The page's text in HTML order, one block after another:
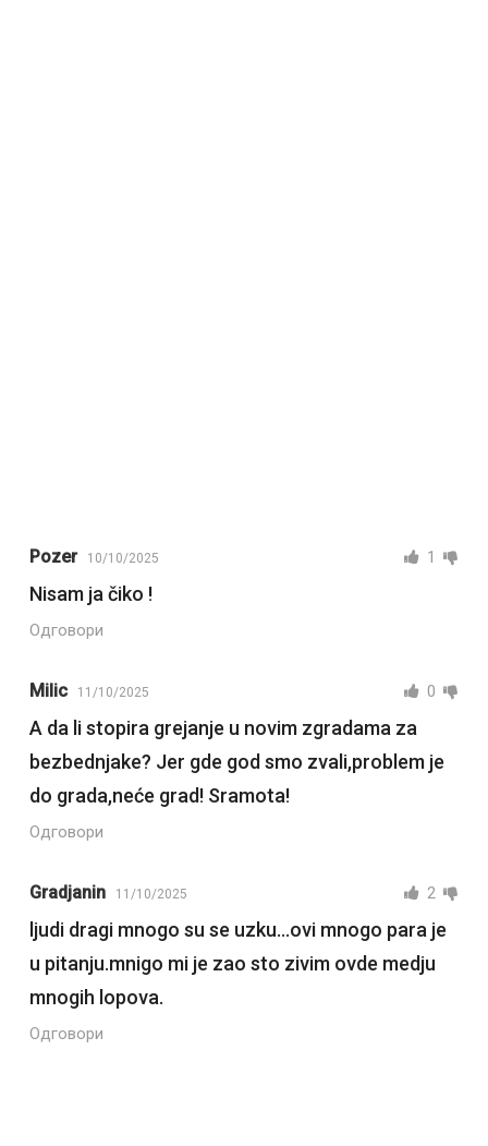
Pozer 10/10/2025 1
Nisam ja čiko !
Одговори
Milic 11/10/2025 0
A da li stopira grejanje u novim zgradama za
bezbednjake? Jer gde god smo zvali,problem je
do grada,neće grad! Sramota!
Одговори
Gradjanin 11/10/2025 2
ljudi dragi mnogo su se uzku…ovi mnogo para je
u pitanju.mnigo mi je zao sto zivim ovde medju
mnogih lopova.
Одговори